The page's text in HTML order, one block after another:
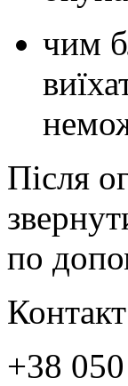
чим
Після
по
+38